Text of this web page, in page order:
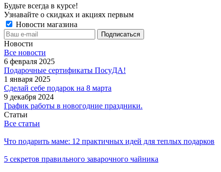
Будьте всегда в курсе!
Узнавайте о скидках и акциях первым
Новости магазина
Новости
Все новости
6 февраля 2025
Подарочные сертификаты ПосуДА!
1 января 2025
Сделай себе подарок на 8 марта
9 декабря 2024
График работы в новогодние праздники.
Статьи
Все статьи
Что подарить маме: 12 практичных идей для теплых подарков
5 секретов правильного заварочного чайника